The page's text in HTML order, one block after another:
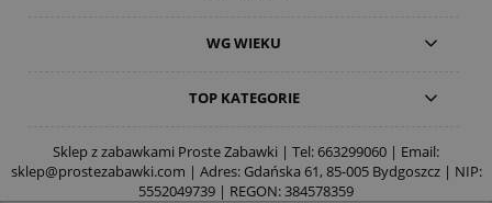
WG WIEKU
TOP KATEGORIE
Sklep z zabawkami Proste Zabawki | Tel:663299060 | Email:
sklep@prostezabawki.com | Adres: Gdańska 61, 85-005 Bydgoszcz | NIP:
5552049739 | REGON: 384578359